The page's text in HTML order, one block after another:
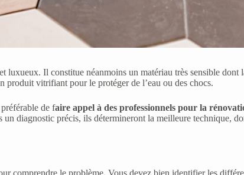
Il constitue néanmoins un matériau très sensible dont
produit vitrifiant pour le protéger de l’eau ou des chocs.
de faire appel à des professionnels pour la
diagnostic précis, ils détermineront la meilleure technique,